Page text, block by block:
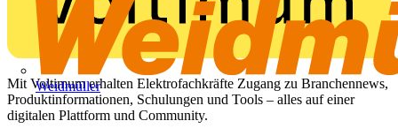
Weidmüller
Mit Voltimum erhalten Elektrofachkräfte Zugang zu Branchennews,
Produktinformationen, Schulungen und Tools – alles auf einer
digitalen Plattform und Community.